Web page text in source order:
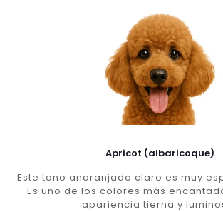
Apricot (albaricoque)
Este tono anaranjado claro es muy
Es uno de los colores más
apariencia tierna y